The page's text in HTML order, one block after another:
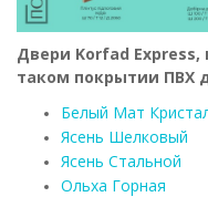
Двери Korfad Express,
таком покрытии ПВХ
Белый Мат
Ясень Шелковый
Ясень Стальной
Ольха Горная